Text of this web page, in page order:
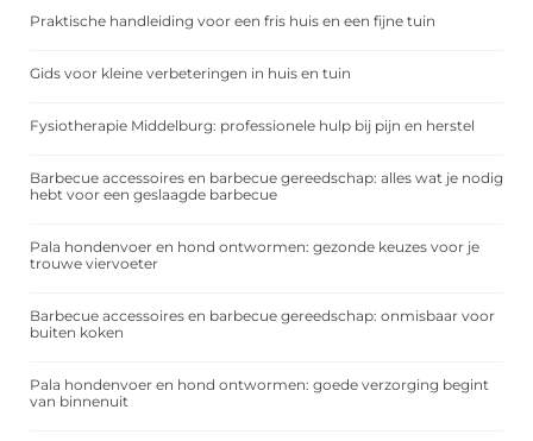
Praktische handleiding voor een fris huis en een fijne tuin
Gids voor kleine verbeteringen in huis en tuin
Fysiotherapie Middelburg: professionele hulp bij pijn en herstel
Barbecue accessoires en barbecue gereedschap: alles wat je nodig
hebt voor een geslaagde barbecue
Pala hondenvoer en hond ontwormen: gezonde keuzes voor je
trouwe viervoeter
Barbecue accessoires en barbecue gereedschap: onmisbaar voor
buiten koken
Pala hondenvoer en hond ontwormen: goede verzorging begint
van binnenuit